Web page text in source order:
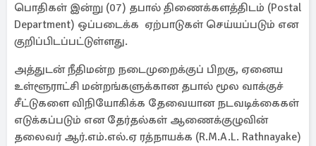
பொதிகள் இன்று (07) தபால் திணைக்களத்திடம் (Postal
Department) ஒப்படைக்க ஏற்பாடுகள் செய்யப்படும் என
குறிப்பிடப்பட்டுள்ளது.
அத்துடன் நீதிமன்ற நடைமுறைக்குப் பிறகு, ஏனைய
உள்ளூராட்சி மன்றங்களுக்கான தபால் மூல வாக்குச்
சீட்டுகளை விநியோகிக்க தேவையான நடவடிக்கைகள்
எடுக்கப்படும் என தேர்தல்கள் ஆணைக்குழுவின்
தலைவர் ஆர்.எம்.எல்.ஏ ரத்நாயக்க (R.M.A.L. Rathnayake)